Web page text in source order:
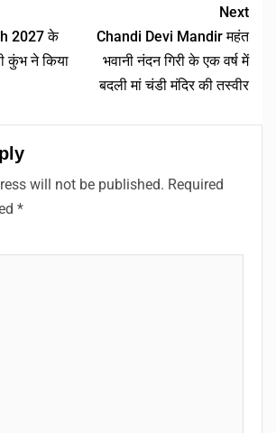
2027 के
कुंभ ने किया
Next
Chandi Devi Mandir महंत
भवानी नंदन गिरी के एक वर्ष में
बदली मां चंडी मंदिर की तस्वीर
will not be published. Required
*